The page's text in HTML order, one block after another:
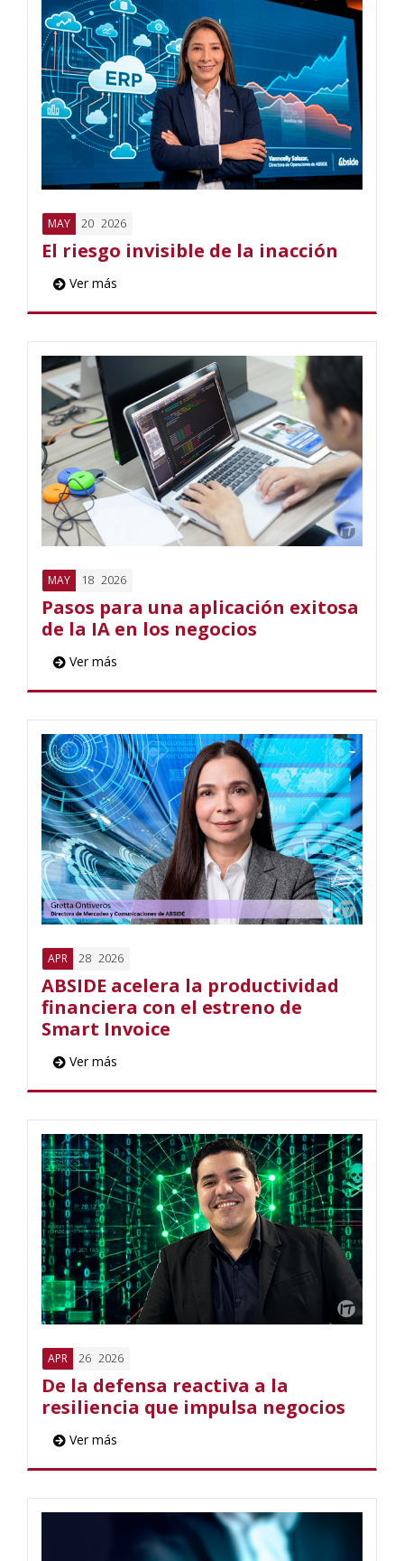
MAY 20 2026
El riesgo invisible de la inacción
Ver más
MAY 18 2026
Pasos para una aplicación exitosa
de la IA en los negocios
Ver más
APR 28 2026
ABSIDE acelera la productividad
financiera con el estreno de
Smart Invoice
Ver más
APR 26 2026
De la defensa reactiva a la
resiliencia que impulsa negocios
Ver más